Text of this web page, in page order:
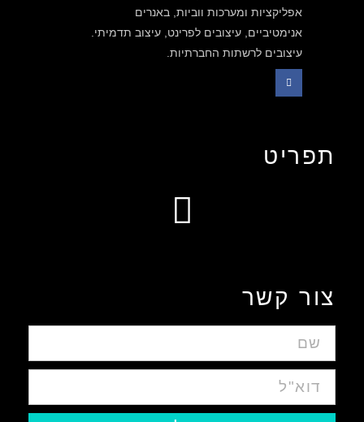
אפליקציות ומערכות ווביות, באנרים
אנימטיביים, עיצובים לפרינט, עיצוב תדמיתי.
עיצובים לרשתות החברתיות.
תפריט
צור קשר